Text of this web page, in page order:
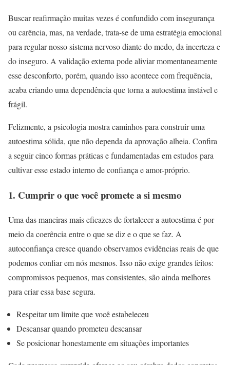
Buscar reafirmação muitas vezes é confundido com insegurança
ou carência, mas, na verdade, trata-se de uma estratégia emocional
para regular nosso sistema nervoso diante do medo, da incerteza e
do inseguro. A validação externa pode aliviar momentaneamente
esse desconforto, porém, quando isso acontece com frequência,
acaba criando uma dependência que torna a autoestima instável e
frágil.
Felizmente, a psicologia mostra caminhos para construir uma
autoestima sólida, que não dependa da aprovação alheia. Confira
a seguir cinco formas práticas e fundamentadas em estudos para
cultivar esse estado interno de confiança e amor-próprio.
1. Cumprir o que você promete a si mesmo
Uma das maneiras mais eficazes de fortalecer a autoestima é por
meio da coerência entre o que se diz e o que se faz. A
autoconfiança cresce quando observamos evidências reais de que
podemos confiar em nós mesmos. Isso não exige grandes feitos:
compromissos pequenos, mas consistentes, são ainda melhores
para criar essa base segura.
Respeitar um limite que você estabeleceu
Descansar quando prometeu descansar
Se posicionar honestamente em situações importantes